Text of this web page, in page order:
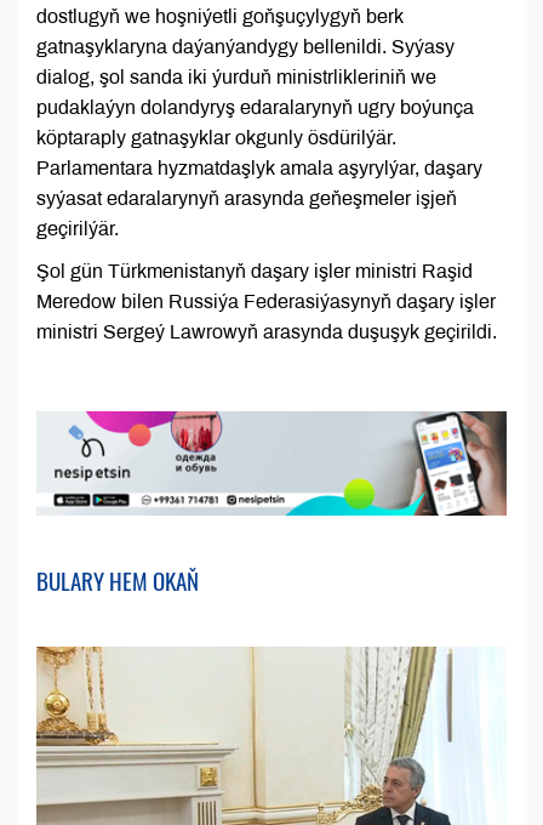
dostlugyň we hoşniýetli goňşuçylygyň berk
gatnaşyklaryna daýanýandygy bellenildi. Syýasy
dialog, şol sanda iki ýurduň ministrlikleriniň we
pudaklaýyn dolandyryş edaralarynyň ugry boýunça
köptaraply gatnaşyklar okgunly ösdürilýär.
Parlamentara hyzmatdaşlyk amala aşyrylýar, daşary
syýasat edaralarynyň arasynda geňeşmeler işjeň
geçirilýär.
Şol gün Türkmenistanyň daşary işler ministri Raşid
Meredow bilen Russiýa Federasiýasynyň daşary işler
ministri Sergeý Lawrowyň arasynda duşuşyk geçirildi.
BULARY HEM OKAŇ